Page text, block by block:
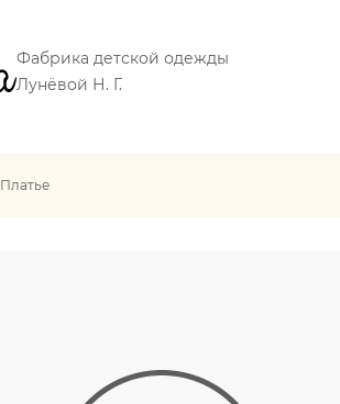
Фабрика детской одежды
Лунёвой Н. Г.
Платье